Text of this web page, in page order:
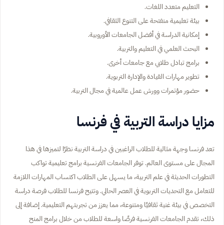
التعليم متعدد اللغات.
بيئة تعليمية منفتحة على التنوع الثقافي.
إمكانية الدراسة في أفضل الجامعات الأوروبية.
البحث العلمي في التعليم والتربية.
برامج تبادل طلابي مع جامعات أخرى.
تطوير مهارات القيادة والإدارة التربوية.
حضور مؤتمرات وورش عمل عالمية في مجال التربية.
مزايا دراسة التربية في فرنسا
تعد فرنسا وجهة مثالية للطلاب الراغبين في دراسة التربية نظرًا لتميزها في هذا
المجال على مستوى العالم. توفر الجامعات الفرنسية برامج تعليمية تواكب
التطورات الحديثة في علم التربية، ما يسهل على الطلاب اكتساب المهارات اللازمة
للتعامل مع التحديات التربوية في العصر الحالي. وتتيح فرنسا للطلاب فرصة دراسة
التخصص في بيئة غنية ثقافيًا ومتنوعة، مما يعزز من تجربتهم التعليمية. إضافة إلى
ذلك، تقدم الجامعات الفرنسية فرصًا واسعة للطلاب من خلال برامج المنح